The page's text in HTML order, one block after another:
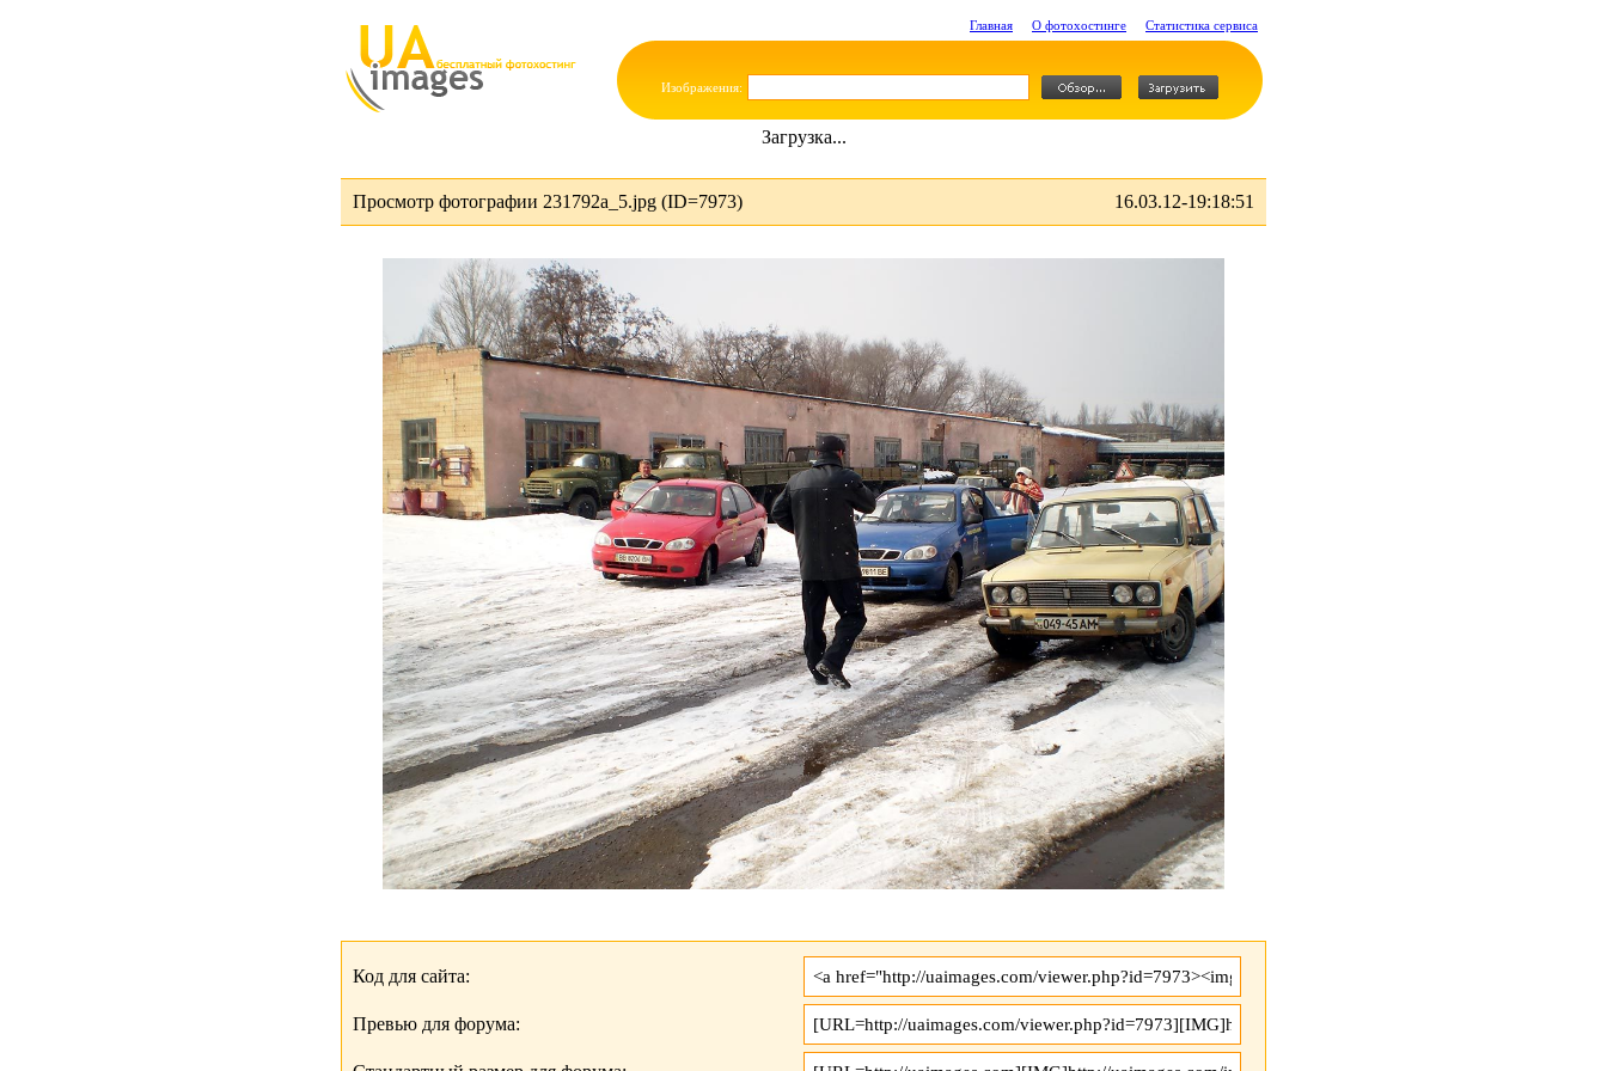
Главная О фотохостинге Статистика сервиса
Изображения:
Загрузка...
Просмотр фотографии 231792a_5.jpg (ID=7973) 16.03.12-19:18:51
Код для сайта:
Превью для форума: